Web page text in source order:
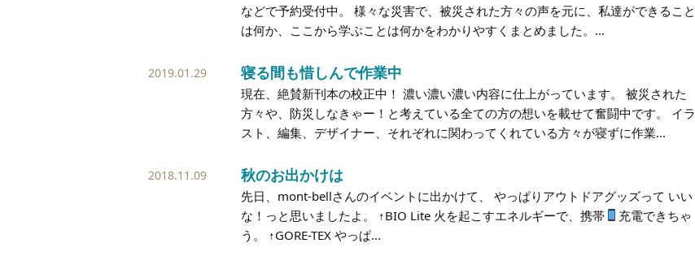
などで予約受付中。 様々な災害で、被災された方々の声を元に、私達ができること
は何か、ここから学ぶことは何かをわかりやすくまとめました。...
2019.01.29 寝る間も惜しんで作業中
現在、絶賛新刊本の校正中！ 濃い濃い濃い内容に仕上がっています。 被災された
方々や、防災しなきゃー！と考えている全ての方の想いを載せて奮闘中です。 イラ
スト、編集、デザイナー、それぞれに関わってくれている方々が寝ずに作業...
2018.11.09 秋のお出かけは
先日、mont-bellさんのイベントに出かけて、 やっぱりアウトドアグッズって いい
な！っと思いましたよ。 ↑BIO Lite 火を起こすエネルギーで、携帯
充電できちゃ
う。 ↑GORE-TEX やっぱ...